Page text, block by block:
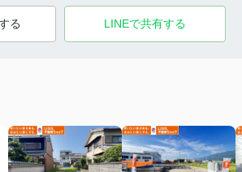
る LINEで共有する